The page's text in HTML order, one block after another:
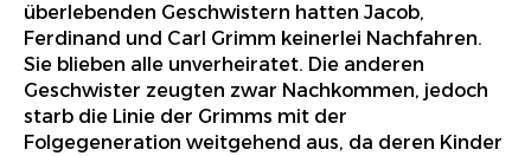
überlebenden Geschwistern hatten Jacob,
Ferdinand und Carl Grimm keinerlei Nachfahren.
Sie blieben alle unverheiratet. Die anderen
Geschwister zeugten zwar Nachkommen, jedoch
starb die Linie der Grimms mit der
Folgegeneration weitgehend aus, da deren Kinder